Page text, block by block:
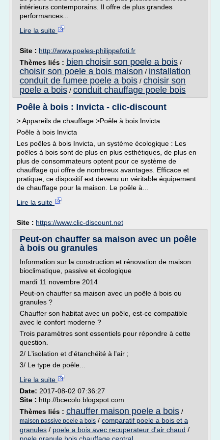
intérieurs contemporains. Il offre de plus grandes
performances...
Lire la suite
Site : http://www.poeles-philippefoti.fr
Thèmes liés : bien choisir son poele a bois /
choisir son poele a bois maison / installation
conduit de fumee poele a bois / choisir son
poele a bois / conduit chauffage poele bois
Poêle à bois : Invicta - clic-discount
> Appareils de chauffage >Poêle à bois Invicta
Poêle à bois Invicta
Les poêles à bois Invicta, un système écologique : Les
poêles à bois sont de plus en plus esthétiques, de plus en
plus de consommateurs optent pour ce système de
chauffage qui offre de nombreux avantages. Efficace et
pratique, ce dispositif est devenu un véritable équipement
de chauffage pour la maison. Le poêle à...
Lire la suite
Site : https://www.clic-discount.net
Peut-on chauffer sa maison avec un poêle
à bois ou granules
Information sur la construction et rénovation de maison
bioclimatique, passive et écologique
mardi 11 novembre 2014
Peut-on chauffer sa maison avec un poêle à bois ou
granules ?
Chauffer son habitat avec un poêle, est-ce compatible
avec le confort moderne ?
Trois paramètres sont essentiels pour répondre à cette
question.
2/ L'isolation et d'étanchéité à l'air ;
3/ Le type de poêle...
Lire la suite
Date: 2017-08-02 07:36:27
Site : http://bcecolo.blogspot.com
Thèmes liés : chauffer maison poele a bois /
maison passive poele a bois / comparatif poele a bois et a
granules / poele a bois avec recuperateur d'air chaud /